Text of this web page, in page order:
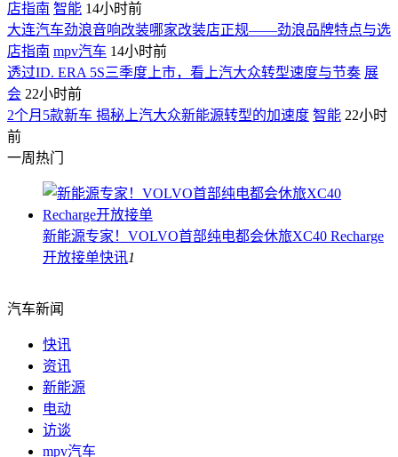
店指南 智能 14小时前
大连汽车劲浪音响改装哪家改装店正规——劲浪品牌特点与选
店指南 mpv汽车 14小时前
透过ID. ERA 5S三季度上市，看上汽大众转型速度与节奏 展
会 22小时前
2个月5款新车 揭秘上汽大众新能源转型的加速度 智能 22小时
前
一周热门
新能源专家！VOLVO首部纯电都会休旅XC40 Recharge
开放接单快讯1
汽车新闻
快讯
资讯
新能源
电动
访谈
mpv汽车